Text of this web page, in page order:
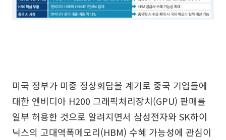
미국 정부가 미중 정상회담을 계기로 중국 기업들에
대한 엔비디아 H200 그래픽처리장치(GPU) 판매를
일부 허용한 것으로 알려지면서 삼성전자와 SK하이
닉스의 고대역폭메모리(HBM) 수혜 가능성에 관심이